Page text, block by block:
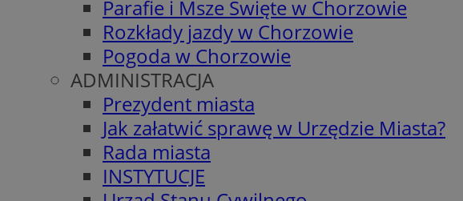
Parafie i Msze Święte w Chorzowie
Rozkłady jazdy w Chorzowie
Pogoda w Chorzowie
ADMINISTRACJA
Prezydent miasta
Jak załatwić sprawę w Urzędzie Miasta?
Rada miasta
INSTYTUCJE